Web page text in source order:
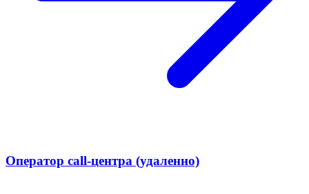
Оператор call-центра (удаленно)